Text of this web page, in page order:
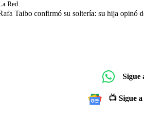
Red
Taibo confirmó su soltería: su hija opinó
Sigue
📺 Sigue